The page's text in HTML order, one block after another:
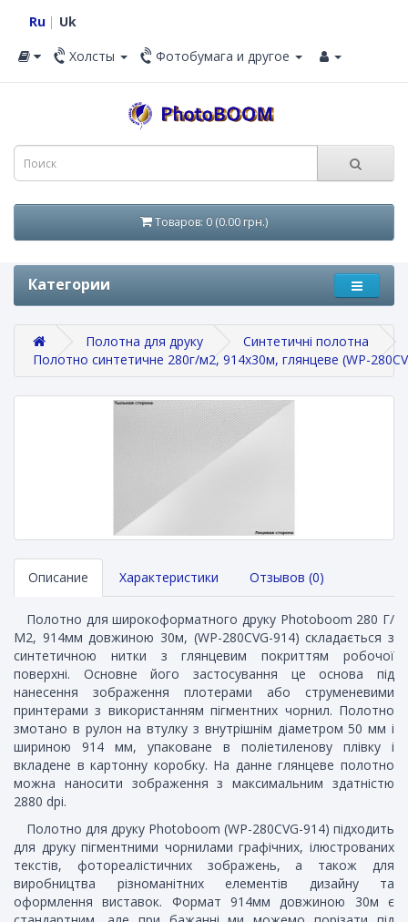
Ru
Uk
Холсты
Фотобумага и другое
Товаров: 0 (0.00 грн.)
Категории
Полотна для друку
Синтетичні полотна
Полотно синтетичне 280г/м2, 914х30м, глянцеве (WP-
Описание Характеристики Отзывов (0)
Полотно для широкоформатного друку Photoboom 280 Г/
М2, 914мм довжиною 30м, (WP-280CVG-914) складається з
синтетичною нитки з глянцевим покриттям робочої
поверхні. Основне його застосування це основа під
нанесення зображення плотерами або струменевими
принтерами з використанням пігментних чорнил. Полотно
змотано в рулон на втулку з внутрішнім діаметром 50 мм і
шириною 914 мм, упаковане в поліетиленову плівку і
вкладене в картонну коробку. На данне глянцеве полотно
можна наносити зображення з максимальним здатністю
2880 dpi.
Полотно для друку Photoboom (WP-280CVG-914) підходить
для друку пігментними чорнилами графічних, ілюстрованих
текстів, фотореалістичних зображень, а також для
виробництва різноманітних елементів дизайну та
оформлення виставок. Формат 914мм довжиною 30м є